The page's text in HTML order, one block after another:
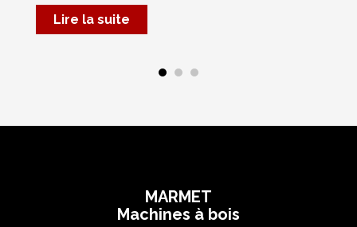
Lire la suite
MARMET
Machines à bois